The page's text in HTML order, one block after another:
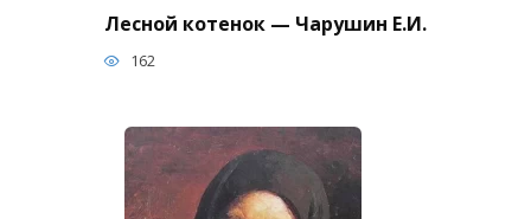
Лесной котенок — Чарушин Е.И.
162